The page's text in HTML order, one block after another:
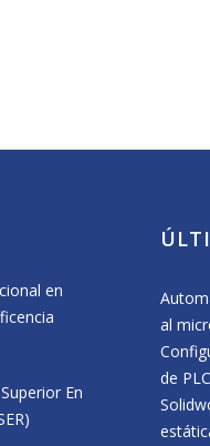
e
Erasmus+
Sustainability
11 May, 2026
Visita del
Beriáin a
en
En
al
de